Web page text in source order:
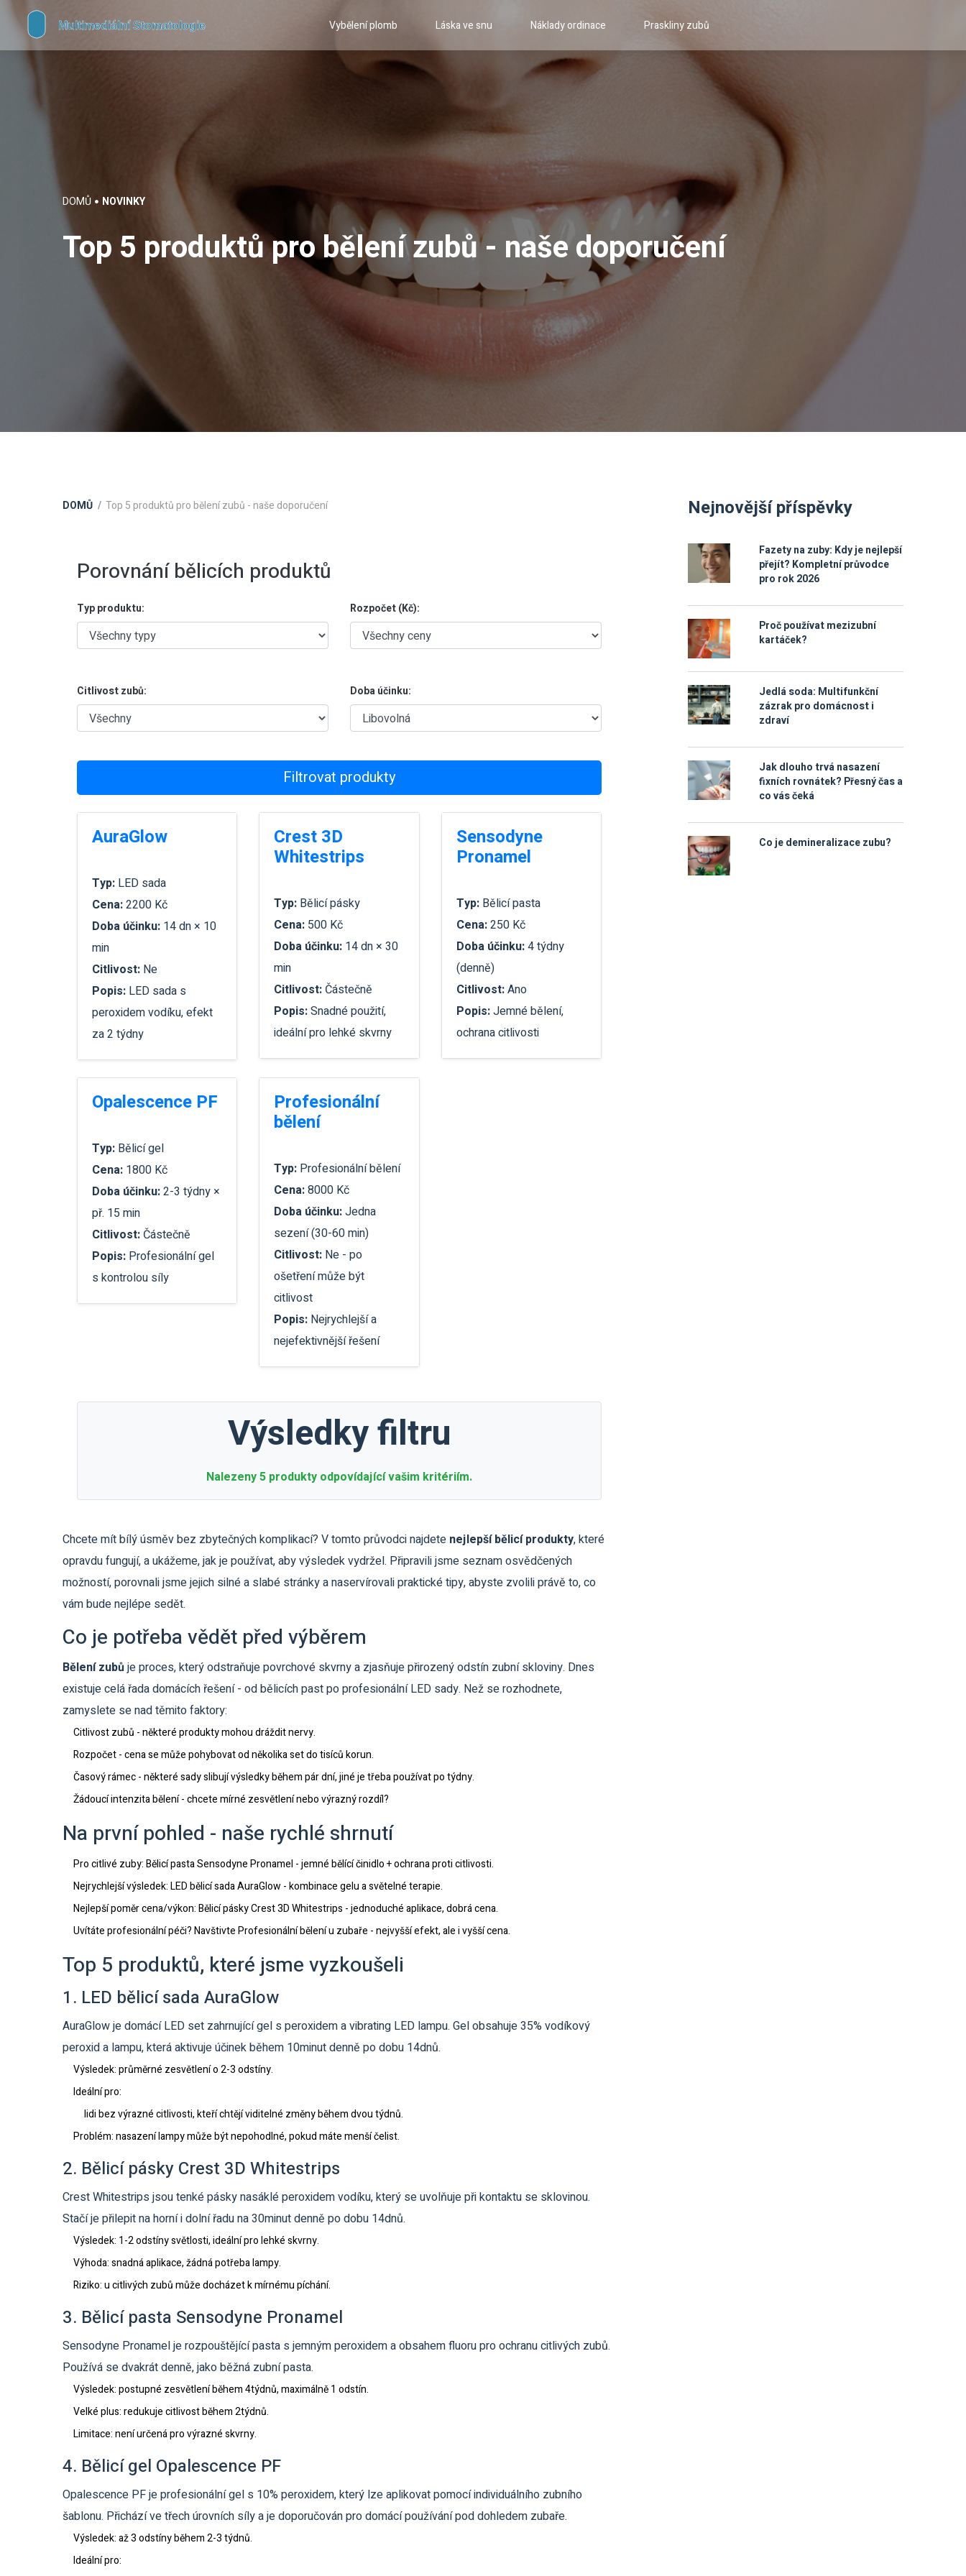
Vybělení plomb Láska ve snu Náklady ordinace Praskliny zubů
DOMŮ NOVINKY
Top 5 produktů pro bělení zubů - naše doporučení
DOMŮ Top 5 produktů pro bělení zubů - naše doporučení
Porovnání bělicích produktů
Typ produktu: Rozpočet (Kč):
Citlivost zubů: Doba účinku:
Filtrovat produkty
AuraGlow
Typ: LED sada
Cena:2200 Kč
Doba účinku: 14 dn × 10
min
Citlivost: Ne
Popis: LED sada s
peroxidem vodíku, efekt
za 2 týdny
Crest 3D
Whitestrips
Typ: Bělicí pásky
Cena: 500 Kč
Doba účinku: 14 dn × 30
min
Citlivost: Částečně
Popis:Snadné použití,
ideální pro lehké skvrny
Sensodyne
Pronamel
Typ:Bělicí pasta
Cena:250 Kč
Doba účinku:4 týdny
(denně)
Citlivost:Ano
Popis:Jemné bělení,
ochrana citlivosti
Opalescence PF
Typ: Bělicí gel
Cena: 1800 Kč
Doba účinku:2-3 týdny ×
př. 15 min
Citlivost: Částečně
Popis: Profesionální gel
s kontrolou síly
Profesionální
bělení
Typ: Profesionální bělení
Cena:8000 Kč
Doba účinku:Jedna
sezení (30-60 min)
Citlivost: Ne - po
ošetření může být
citlivost
Popis: Nejrychlejší a
nejefektivnější řešení
Výsledky filtru
Nalezeny 5 produkty odpovídající vašim kritériím.
Chcete mít bílý úsměv bez zbytečných komplikací? V tomto průvodci najdete nejlepší bělicí produkty, které
opravdu fungují, a ukážeme, jak je používat, aby výsledek vydržel. Připravili jsme seznam osvědčených
možností, porovnali jsme jejich silné a slabé stránky a naservírovali praktické tipy, abyste zvolili právě to, co
vám bude nejlépe sedět.
Co je potřeba vědět před výběrem
Bělení zubůje proces, který odstraňuje povrchové skvrny a zjasňuje přirozený odstín zubní skloviny. Dnes
existuje celá řada domácích řešení - od bělicích past po profesionální LED sady. Než se rozhodnete,
zamyslete se nad těmito faktory:
Citlivost zubů - některé produkty mohou dráždit nervy.
Rozpočet - cena se může pohybovat od několika set do tisíců korun.
Časový rámec - některé sady slibují výsledky během pár dní, jiné je třeba používat po týdny.
Žádoucí intenzita bělení - chcete mírné zesvětlení nebo výrazný rozdíl?
Na první pohled - naše rychlé shrnutí
Pro citlivé zuby:Bělicí pasta Sensodyne Pronamel - jemné bělící činidlo + ochrana proti citlivosti.
Nejrychlejší výsledek:LED bělicí sada AuraGlow - kombinace gelu a světelné terapie.
Nejlepší poměr cena/výkon:Bělicí pásky Crest 3D Whitestrips - jednoduché aplikace, dobrá cena.
Uvítáte profesionální péči? NavštivteProfesionální bělení u zubaře - nejvyšší efekt, ale i vyšší cena.
Top 5 produktů, které jsme vyzkoušeli
1. LED bělicí sada AuraGlow
AuraGlowje domácí LED set zahrnující gel s peroxidem a vibrating LED lampu. Gel obsahuje 35% vodíkový
peroxid a lampu, která aktivuje účinek během 10minut denně po dobu 14dnů.
Výsledek: průměrné zesvětlení o 2-3 odstíny.
Ideální pro:
lidi bez výrazné citlivosti, kteří chtějí viditelné změny během dvou týdnů.
Problém: nasazení lampy může být nepohodlné, pokud máte menší čelist.
2. Bělicí pásky Crest 3D Whitestrips
Crest Whitestrips jsou tenké pásky nasáklé peroxidem vodíku, který se uvolňuje při kontaktu se sklovinou.
Stačí je přilepit na horní i dolní řadu na 30minut denně po dobu 14dnů.
Výsledek: 1-2 odstíny světlosti, ideální pro lehké skvrny.
Výhoda: snadná aplikace, žádná potřeba lampy.
Riziko: u citlivých zubů může docházet k mírnému píchání.
3. Bělicí pasta Sensodyne Pronamel
Sensodyne Pronamelje rozpouštějící pasta s jemným peroxidem a obsahem fluoru pro ochranu citlivých zubů.
Používá se dvakrát denně, jako běžná zubní pasta.
Výsledek: postupné zesvětlení během 4týdnů, maximálně 1 odstín.
Velké plus: redukuje citlivost během 2týdnů.
Limitace: není určená pro výrazné skvrny.
4. Bělicí gel Opalescence PF
Opalescence PFje profesionální gel s 10% peroxidem, který lze aplikovat pomocí individuálního zubního
šablonu. Přichází ve třech úrovních síly a je doporučován pro domácí používání pod dohledem zubaře.
Výsledek: až 3 odstíny během 2-3 týdnů.
Ideální pro:
Nejnovější příspěvky
Fazety na zuby: Kdy je nejlepší
přejít? Kompletní průvodce
pro rok 2026
Proč používat mezizubní
kartáček?
Jedlá soda: Multifunkční
zázrak pro domácnost i
zdraví
Jak dlouho trvá nasazení
fixních rovnátek? Přesný čas a
co vás čeká
Co je demineralizace zubu?